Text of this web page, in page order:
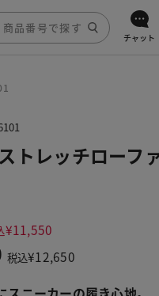
チャット
トレッチローフ
¥11,550
税込¥12,650